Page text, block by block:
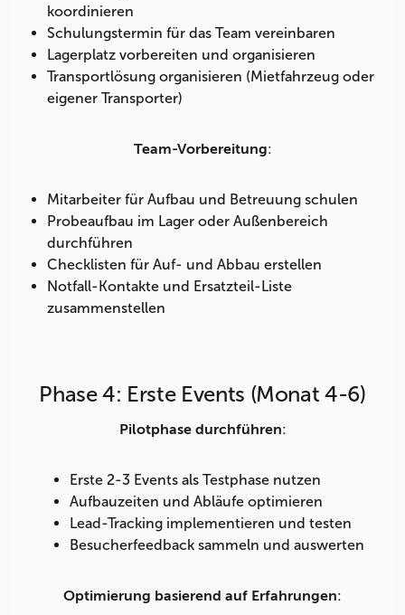
koordinieren
Schulungstermin für das Team vereinbaren
Lagerplatz vorbereiten und organisieren
Transportlösung organisieren (Mietfahrzeug oder
eigener Transporter)
Team-Vorbereitung:
Mitarbeiter für Aufbau und Betreuung schulen
Probeaufbau im Lager oder Außenbereich
durchführen
Checklisten für Auf- und Abbau erstellen
Notfall-Kontakte und Ersatzteil-Liste
zusammenstellen
Phase 4: Erste Events (Monat 4-6)
Pilotphase durchführen:
Erste 2-3 Events als Testphase nutzen
Aufbauzeiten und Abläufe optimieren
Lead-Tracking implementieren und testen
Besucherfeedback sammeln und auswerten
Optimierung basierend auf Erfahrungen: